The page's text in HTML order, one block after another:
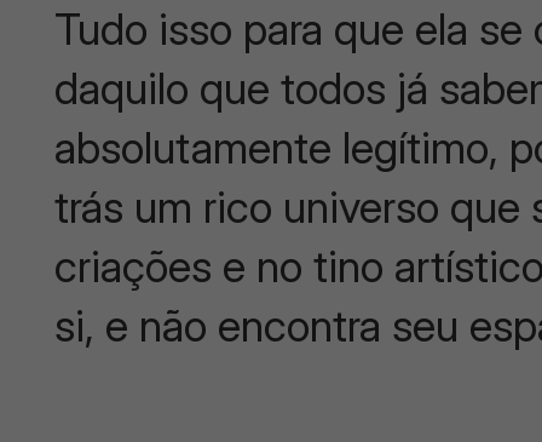
Tudo isso para que ela
daquilo que todos já
absolutamente legítimo,
trás um rico universo que
criações e no tino
si, e não encontra seu